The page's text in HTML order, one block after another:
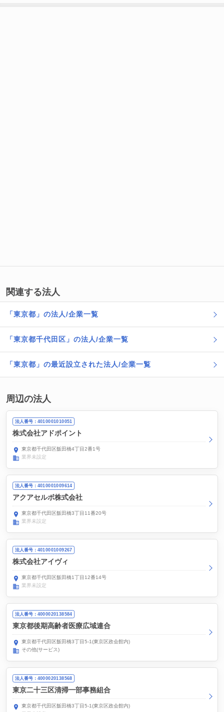
関連する法人
「東京都」の法人/企業一覧
「東京都千代田区」の法人/企業一覧
「東京都」の最近設立された法人/企業一覧
周辺の法人
法人番号：4010001010051
株式会社アドポイント
東京都千代田区飯田橋4丁目2番1号
業界未設定
法人番号：4010001009614
アクアセルボ株式会社
東京都千代田区飯田橋3丁目11番20号
業界未設定
法人番号：4010001009267
株式会社アイヴィ
東京都千代田区飯田橋1丁目12番14号
業界未設定
法人番号：4000020138584
東京都後期高齢者医療広域連合
東京都千代田区飯田橋3丁目5-1(東京区政会館内)
その他(サービス)
法人番号：4000020138568
東京二十三区清掃一部事務組合
東京都千代田区飯田橋3丁目5-1(東京区政会館内)